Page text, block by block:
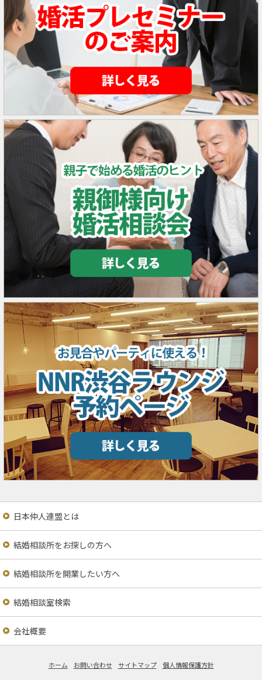
日本仲人連盟とは
結婚相談所をお探しの方へ
結婚相談所を開業したい方へ
結婚相談室検索
会社概要
ホーム お問い合わせ サイトマップ 個人情報保護方針